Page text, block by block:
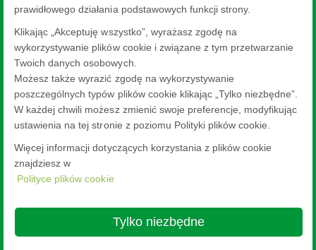
Design for change
Deliver change
Szkło o niskim śladzie węglowym
renewglass
Deklaracje Środowiskowe Produktów (EPD)
Head Office - 3-5-27 Mita Minato-ku Tokyo
prawidłowego działania podstawowych funkcji strony.
Klikając „Akceptuję wszystko”, wyrażasz zgodę na
wykorzystywanie plików cookie i związane z tym przetwarzanie
Twoich danych osobowych.
Możesz także wyrazić zgodę na wykorzystywanie
poszczególnych typów plików cookie klikając „Tylko niezbędne”.
W każdej chwili możesz zmienić swoje preferencje, modyfikując
ustawienia na tej stronie z poziomu Polityki plików cookie.
Więcej informacji dotyczących korzystania z plików cookie
znajdziesz w
Polityce plików cookie
Tylko niezbędne